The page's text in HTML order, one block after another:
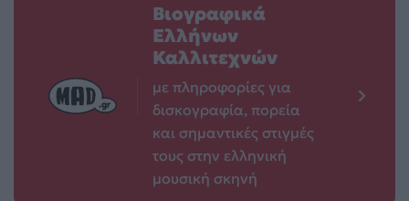
Βιογραφικά
Ελλήνων
Καλλιτεχνών
με πληροφορίες για
δισκογραφία, πορεία
και σημαντικές στιγμές
τους στην ελληνική
μουσική σκηνή